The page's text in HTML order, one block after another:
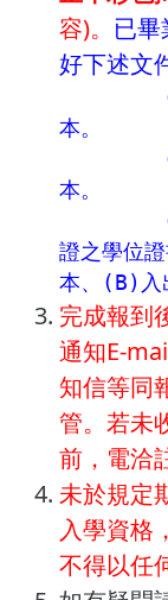
容)。 已
好下述文
本。
本。
證之學位
本、(B)入
完成報到
通知E-
知信等同
管。若未
前，電洽
未於規定
入學資格
不得以任